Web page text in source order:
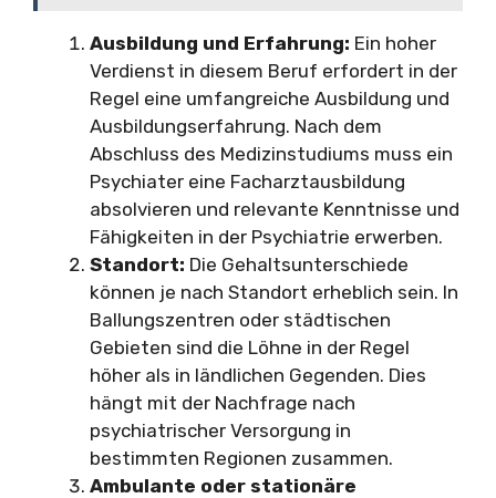
Ausbildung und Erfahrung: Ein hoher
Verdienst in diesem Beruf erfordert in der
Regel eine umfangreiche Ausbildung und
Ausbildungserfahrung. Nach dem
Abschluss des Medizinstudiums muss ein
Psychiater eine Facharztausbildung
absolvieren und relevante Kenntnisse und
Fähigkeiten in der Psychiatrie erwerben.
Standort: Die Gehaltsunterschiede
können je nach Standort erheblich sein. In
Ballungszentren oder städtischen
Gebieten sind die Löhne in der Regel
höher als in ländlichen Gegenden. Dies
hängt mit der Nachfrage nach
psychiatrischer Versorgung in
bestimmten Regionen zusammen.
Ambulante oder stationäre